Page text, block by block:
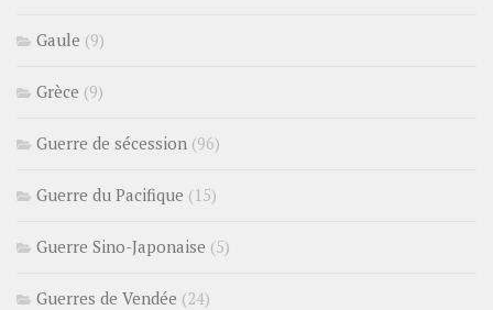
Gaule (9)
Grèce (9)
Guerre de sécession (96)
Guerre du Pacifique (15)
Guerre Sino-Japonaise (5)
Guerres de Vendée (24)